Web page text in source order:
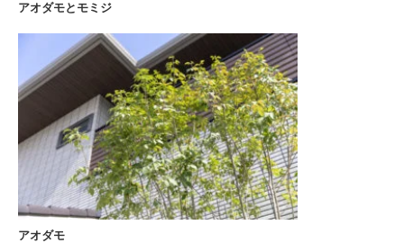
アオダモとモミジ
アオダモ